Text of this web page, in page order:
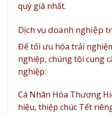
quý giá nhất.
Dịch vụ doanh nghiệp
Để tối ưu hóa trải
nghiệp, chúng tôi cung
nghiệp:
Cá Nhân Hóa Thương
hiệu, thiệp chúc Tết